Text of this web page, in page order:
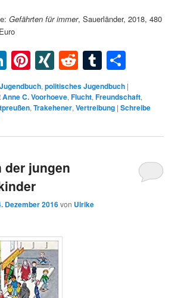
Gefährten für immer, Sauerländer, 2018, 480
LinkedIn
Pinterest
XINGRedditTumblr
Jugendbuch,politisches Jugendbuch |
Anne C. Voorhoeve,Flucht,Freundschaft,
,Trakehener,Vertreibung |Schreibe
der jungen
Dezember 2016von Ulrike